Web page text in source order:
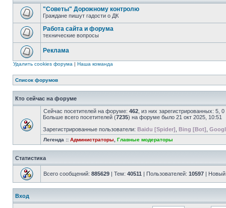
"Советы" Дорожному контролю
Граждане пишут гадости о ДК
Работа сайта и форума
технические вопросы
Реклама
Удалить cookies форума | Наша команда
Список форумов
Кто сейчас на форуме
Сейчас посетителей на форуме: 462 , из них зарегистрированных: 5,
Больше всего посетителей (7235) на форуме было 21 окт 2025, 10:51
Зарегистрированные пользователи: Baidu [Spider] Bing [Bot]
Легенда :: Администраторы Главные модераторы
Статистика
Всего сообщений: 885629 | Тем: 40511 | Пользователей: 10597 | Новый
Вход